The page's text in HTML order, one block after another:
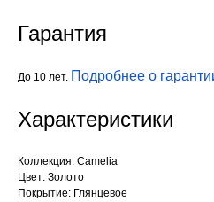
Гарантия
До 10 лет. Подробнее о
Характеристики
Коллекция: Camelia
Цвет: Золото
Покрытие: Глянцевое